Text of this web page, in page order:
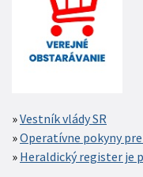
Vestník vlády SR
Operatívne pokyny
Heraldický register je